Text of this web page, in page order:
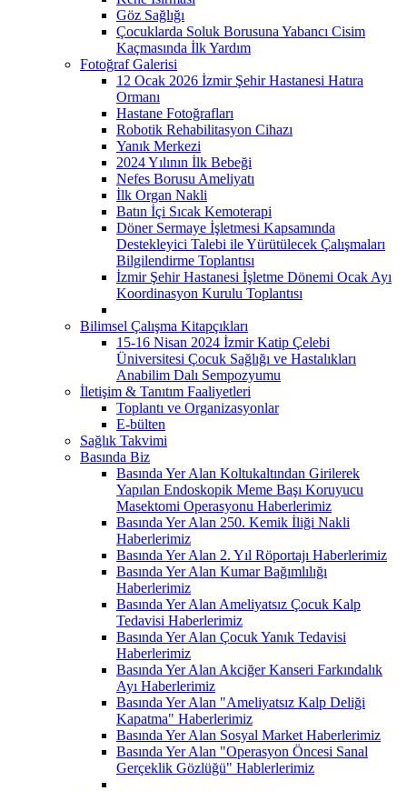
Göz Sağlığı
Çocuklarda Soluk Borusuna Yabancı Cisim
Kaçmasında İlk Yardım
Fotoğraf Galerisi
12 Ocak 2026 İzmir Şehir Hastanesi Hatıra
Ormanı
Hastane Fotoğrafları
Robotik Rehabilitasyon Cihazı
Yanık Merkezi
2024 Yılının İlk Bebeği
Nefes Borusu Ameliyatı
İlk Organ Nakli
Batın İçi Sıcak Kemoterapi
Döner Sermaye İşletmesi Kapsamında
Destekleyici Talebi ile Yürütülecek Çalışmaları
Bilgilendirme Toplantısı
İzmir Şehir Hastanesi İşletme Dönemi Ocak Ayı
Koordinasyon Kurulu Toplantısı
Bilimsel Çalışma Kitapçıkları
15-16 Nisan 2024 İzmir Katip Çelebi
Üniversitesi Çocuk Sağlığı ve Hastalıkları
Anabilim Dalı Sempozyumu
İletişim & Tanıtım Faaliyetleri
Toplantı ve Organizasyonlar
E-bülten
Sağlık Takvimi
Basında Biz
Basında Yer Alan Koltukaltından Girilerek
Yapılan Endoskopik Meme Başı Koruyucu
Masektomi Operasyonu Haberlerimiz
Basında Yer Alan 250. Kemik İliği Nakli
Haberlerimiz
Basında Yer Alan 2. Yıl Röportajı Haberlerimiz
Basında Yer Alan Kumar Bağımlılığı
Haberlerimiz
Basında Yer Alan Ameliyatsız Çocuk Kalp
Tedavisi Haberlerimiz
Basında Yer Alan Çocuk Yanık Tedavisi
Haberlerimiz
Basında Yer Alan Akciğer Kanseri Farkındalık
Ayı Haberlerimiz
Basında Yer Alan "Ameliyatsız Kalp Deliği
Kapatma" Haberlerimiz
Basında Yer Alan Sosyal Market Haberlerimiz
Basında Yer Alan "Operasyon Öncesi Sanal
Gerçeklik Gözlüğü" Hablerlerimiz